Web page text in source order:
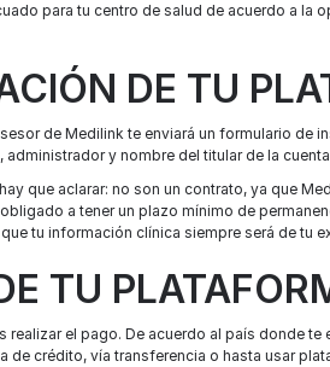
para tu centro de salud de acuerdo a la
DE TU
de Medilink te enviará un formulario de
y nombre del titular de la
que aclarar: no son un contrato, ya que
a tener un plazo mínimo de
tu información clínica siempre será de tu
TU
el pago. De acuerdo al país donde te
de crédito, vía transferencia o hasta usar